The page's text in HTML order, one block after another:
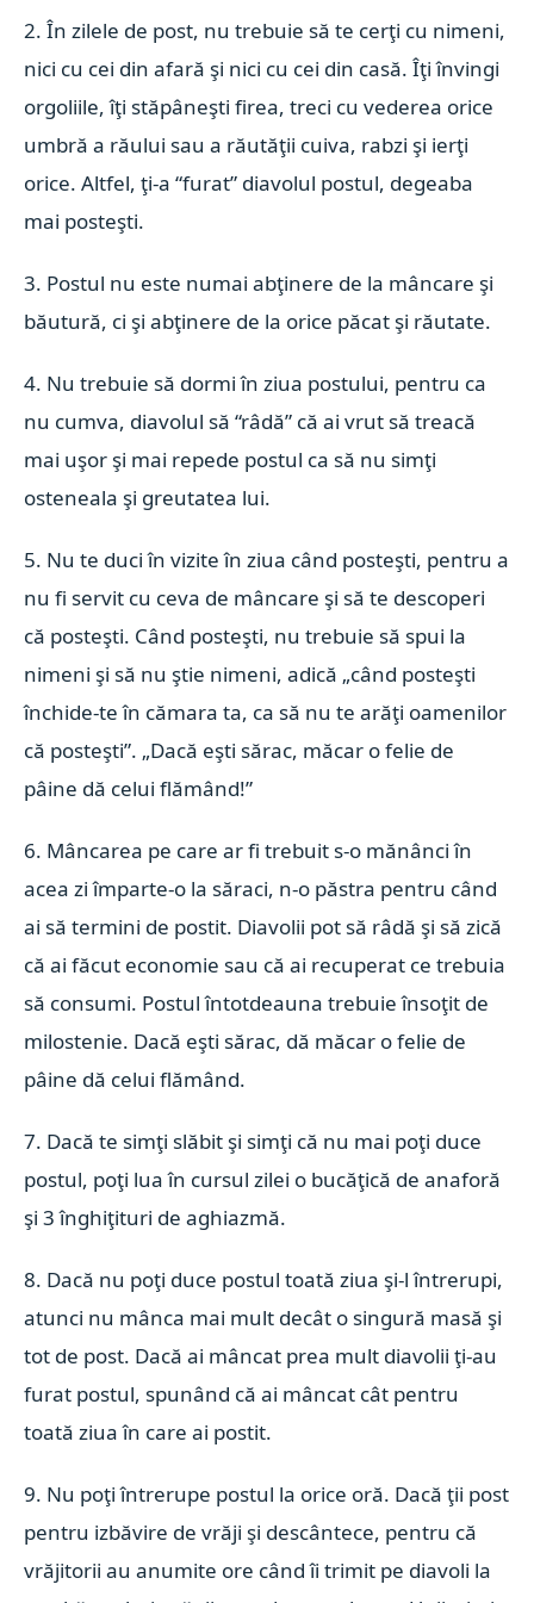
2. În zilele de post, nu trebuie să te cerţi cu nimeni,
nici cu cei din afară şi nici cu cei din casă. Îţi învingi
orgoliile, îţi stăpâneşti firea, treci cu vederea orice
umbră a răului sau a răutăţii cuiva, rabzi şi ierţi
orice. Altfel, ţi-a “furat” diavolul postul, degeaba
mai posteşti.
3. Postul nu este numai abţinere de la mâncare şi
băutură, ci şi abţinere de la orice păcat şi răutate.
4. Nu trebuie să dormi în ziua postului, pentru ca
nu cumva, diavolul să “râdă” că ai vrut să treacă
mai uşor şi mai repede postul ca să nu simţi
osteneala şi greutatea lui.
5. Nu te duci în vizite în ziua când posteşti, pentru a
nu fi servit cu ceva de mâncare şi să te descoperi
că posteşti. Când posteşti, nu trebuie să spui la
nimeni şi să nu ştie nimeni, adică „când posteşti
închide-te în cămara ta, ca să nu te arăţi oamenilor
că posteşti”. „Dacă eşti sărac, măcar o felie de
pâine dă celui flămând!”
6. Mâncarea pe care ar fi trebuit s-o mănânci în
acea zi împarte-o la săraci, n-o păstra pentru când
ai să termini de postit. Diavolii pot să râdă şi să zică
că ai făcut economie sau că ai recuperat ce trebuia
să consumi. Postul întotdeauna trebuie însoţit de
milostenie. Dacă eşti sărac, dă măcar o felie de
pâine dă celui flămând.
7. Dacă te simţi slăbit şi simţi că nu mai poţi duce
postul, poţi lua în cursul zilei o bucăţică de anaforă
şi 3 înghiţituri de aghiazmă.
8. Dacă nu poţi duce postul toată ziua şi-l întrerupi,
atunci nu mânca mai mult decât o singură masă şi
tot de post. Dacă ai mâncat prea mult diavolii ţi-au
furat postul, spunând că ai mâncat cât pentru
toată ziua în care ai postit.
9. Nu poţi întrerupe postul la orice oră. Dacă ţii post
pentru izbăvire de vrăji şi descântece, pentru că
vrăjitorii au anumite ore când îi trimit pe diavoli la